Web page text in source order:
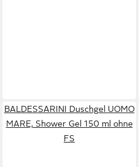
BALDESSARINI Duschgel UOMO
MARE, Shower Gel 150 ml ohne
FS